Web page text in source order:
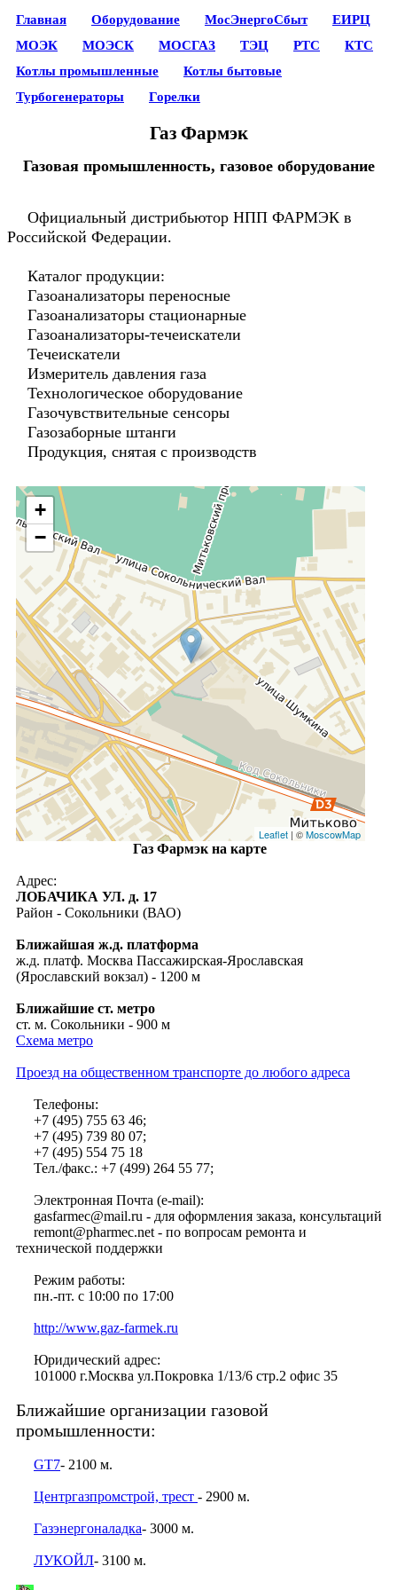
Главная Оборудование МосЭнергоСбыт
ЕИРЦ
МОЭК
МОЭСК МОСГАЗ ТЭЦ РТС
КТС
Котлы промышленные
Котлы бытовые
Турбогенераторы
Горелки
Газ Фармэк
Газовая промышленность, газовое оборудование
Официальный дистрибьютор НПП ФАРМЭК в
Российской Федерации.
Каталог продукции:
Газоанализаторы переносные
Газоанализаторы стационарные
Газоанализаторы-течеискатели
Течеискатели
Измеритель давления газа
Технологическое оборудование
Газочувствительные сенсоры
Газозаборные штанги
Продукция, снятая с производств
+
−
Leaflet| ©MoscowMap
Газ Фармэк на карте
Адрес:
ЛОБАЧИКА УЛ. д. 17
Район - Сокольники (ВАО)
Ближайшая ж.д. платформа
ж.д. платф. Москва Пассажирская-Ярославская
(Ярославский вокзал) - 1200 м
Ближайшие ст. метро
ст. м. Сокольники - 900 м
Схема метро
Проезд на общественном транспорте до любого адреса
Телефоны:
+7 (495) 755 63 46;
+7 (495) 739 80 07;
+7 (495) 554 75 18
Тел./факс.: +7 (499) 264 55 77;
Электронная Почта (e-mail):
gasfarmec@mail.ru - для оформления заказа, консультаций
remont@pharmec.net - по вопросам ремонта и
технической поддержки
Режим работы:
пн.-пт. с 10:00 по 17:00
http://www.gaz-farmek.ru
Юридический адрес:
101000 г.Москва ул.Покровка 1/13/6 стр.2 офис 35
Ближайшие организации газовой
промышленности:
GT7- 2100 м.
Центргазпромстрой, трест - 2900 м.
Газэнергоналадка- 3000 м.
ЛУКОЙЛ- 3100 м.